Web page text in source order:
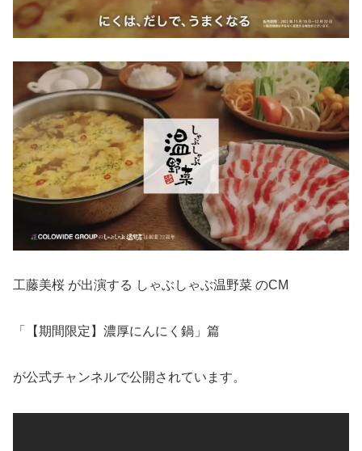
工藤美桜 が出演する しゃぶしゃぶ温野菜 のCM
「【期間限定】濃厚にんにく鍋」篇
が公式チャンネルで公開されています。